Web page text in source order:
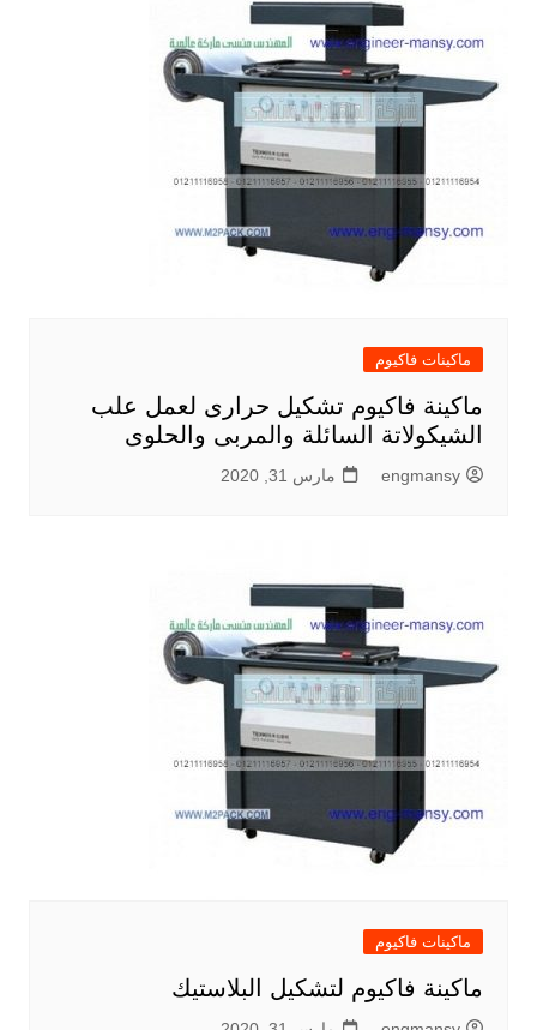
ماكينات فاكيوم
ماكينة فاكيوم تشكيل حرارى لعمل علب
الشيكولاتة السائلة والمربى والحلوى
engmansy مارس 31, 2020
ماكينات فاكيوم
ماكينة فاكيوم لتشكيل البلاستيك